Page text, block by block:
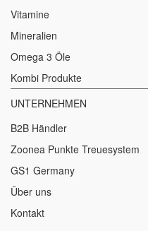
Vitamine
Mineralien
Omega 3 Öle
Kombi Produkte
UNTERNEHMEN
B2B Händler
Zoonea Punkte Treuesystem
GS1 Germany
Über uns
Kontakt